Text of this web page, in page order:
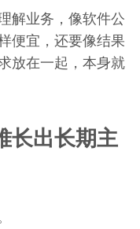
解业务，像软件公
便宜，还要像结果
放在一起，本身就
长出长期主